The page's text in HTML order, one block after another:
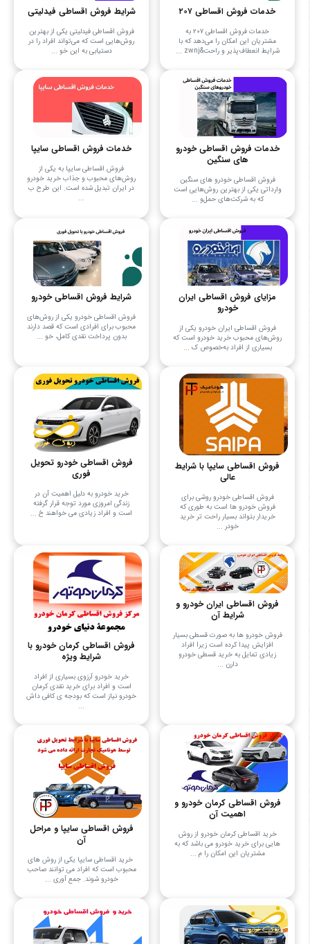
خدمات فروش اقساطی ۲۰۷
خدمات فروش اقساطی ۲۰۷ به
مشتریان این امکان را می‌دهد که با
شرایط انعطاف‌پذیر و راحت&zwnj ...
شرایط فروش اقساطی فیدلیتی
فروش اقساطی فیدلیتی یکی از بهترین
روش‌هایی است که می‌تواند افراد را در
دستیابی به این خو ...
خدمات فروش اقساطی خودرو
های سنگین
فروش اقساطی خودرو های سنگین
وارداتی یکی از بهترین روش‌هایی است
که به شرکت‌های حمل‌و ...
خدمات فروش اقساطی سایپا
فروش اقساطی سایپا به یکی از
روش‌های محبوب و جذاب خرید خودرو
در ایران تبدیل شده است. این طرح ب
...
مزایای فروش اقساطی ایران
خودرو
فروش اقساطی ایران خودرو یکی از
روش‌های محبوب خرید خودرو است که
بسیاری از افراد به‌خصوص ک ...
شرایط فروش اقساطی خودرو
فروش اقساطی خودرو یکی از روش‌های
محبوب برای افرادی است که قصد دارند
بدون پرداخت نقدی کامل، خو ...
فروش اقساطی سایپا با شرایط
عالی
فروش اقساطی خودرو روشی برای
فروش خودرو ها است به طوری که
خریدار بتواند بسیار راحت ‌تر خرید
خودر ...
فروش اقساطی خودرو تحویل
فوری
خرید خودرو به دلیل اهمیت آن در
زندگی امروزی مورد توجه قرار گرفته
است و افراد زیادی می‌ خواهند خ ...
فروش اقساطی ایران خودرو و
شرایط آن
فروش خودرو ها به صورت قسطی بسیار
افزایش پیدا کرده است زیرا افراد
زیادی تمایل به خرید قسطی خودرو
دارن ...
فروش اقساطی کرمان خودرو با
شرایط ویژه
خرید خودرو آرزوی بسیاری از افراد
است و افراد برای خرید نقدی کرمان
خودرو نیاز است که بودجه ی کافی داش
...
فروش اقساطی کرمان خودرو و
اهمیت آن
خرید اقساطی کرمان خودرو از روش‌
هایی برای خرید خودرو می‌ باشد که به
مشتریان این امکان را م ...
فروش اقساطی سایپا و مراحل
آن
خرید اقساطی سایپا یکی از روش‌ های
محبوب است که افراد می توانند صاحب
خودرو شوند. جمع آوری ...